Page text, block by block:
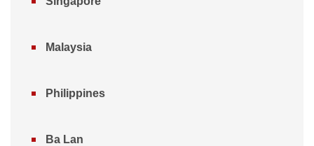
Malaysia
Philippines
Ba Lan